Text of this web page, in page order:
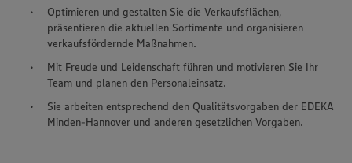
Optimieren und gestalten Sie die Verkaufsflächen,
präsentieren die aktuellen Sortimente und organisieren
verkaufsfördernde Maßnahmen.
Mit Freude und Leidenschaft führen und motivieren Sie Ihr
Team und planen den Personaleinsatz.
Sie arbeiten entsprechend den Qualitätsvorgaben der EDEKA
Minden-Hannover und anderen gesetzlichen Vorgaben.